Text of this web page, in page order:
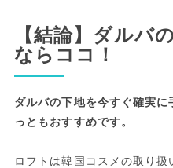
【結論】ダルバ
ならココ！
ダルバの下地を今すぐ確実
っともおすすめです。
ロフトは韓国コスメの取り